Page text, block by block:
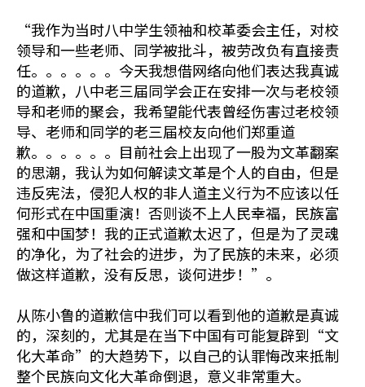
“我作为当时八中学生领袖和校革委会主任，对校
领导和一些老师、同学被批斗，被劳改负有直接责
任。。。。。。今天我想借网络向他们表达我真诚
的道歉，八中老三届同学会正在安排一次与老校领
导和老师的聚会，我希望能代表曾经伤害过老校领
导、老师和同学的老三届校友向他们郑重道
歉。。。。。。目前社会上出现了一股为文革翻案
的思潮，我认为如何解读文革是个人的自由，但是
违反宪法，侵犯人权的非人道主义行为不应该以任
何形式在中国重演！否则谈不上人民幸福，民族富
强和中国梦！我的正式道歉太迟了，但是为了灵魂
的净化，为了社会的进步，为了民族的未来，必须
做这样道歉，没有反思，谈何进步！”。
从陈小鲁的道歉信中我们可以看到他的道歉是真诚
的，深刻的，尤其是在当下中国有可能复辟到“文
化大革命”的大趋势下，以自己的认罪悔改来抵制
整个民族向文化大革命倒退，意义非常重大。